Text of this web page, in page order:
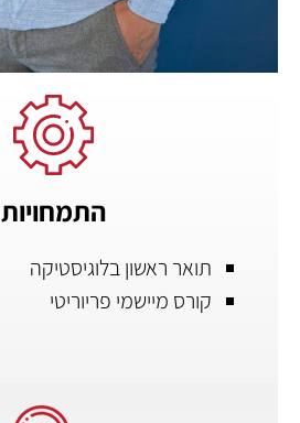
התמחויות
תואר ראשון בלוגיסטיקה
קורס מיישמי פריוריטי